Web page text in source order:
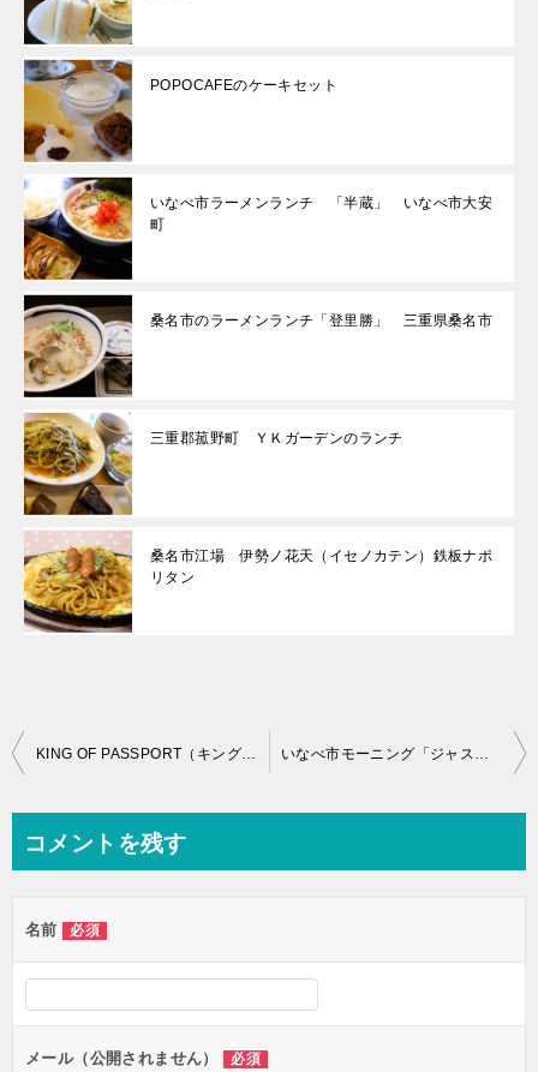
POPOCAFEのケーキセット
いなべ市ラーメンランチ 「半蔵」 いなべ市大安
町
桑名市のラーメンランチ「登里勝」 三重県桑名市
三重郡菰野町 ＹＫガーデンのランチ
桑名市江場 伊勢ノ花天（イセノカテン）鉄板ナポ
リタン
投
ビ
ー
シ
ョ
ン
KING OF PASSPORT（キング オブ パスポート）三重 発売されています いなべ市モーニング「ジャスミン」三重県いなべ市員弁町
コメントを残す
名前 必須
メール（公開されません） 必須